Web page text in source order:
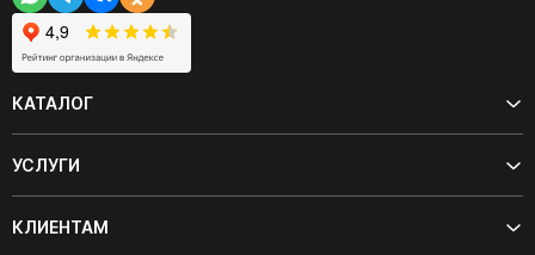
КАТАЛОГ
УСЛУГИ
КЛИЕНТАМ